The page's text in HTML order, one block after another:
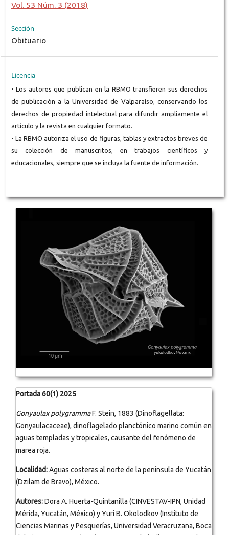
Vol. 53 Núm. 3 (2018)
Sección
Obituario
Licencia
• Los autores que publican en la RBMO transfieren sus derechos
de publicación a la Universidad de Valparaíso, conservando los
derechos de propiedad intelectual para difundir ampliamente el
artículo y la revista en cualquier formato.
• La RBMO autoriza el uso de figuras, tablas y extractos breves de
su colección de manuscritos, en trabajos científicos y
educacionales, siempre que se incluya la fuente de información.
Portada 60(1) 2025
Gonyaulax polygrammaF. Stein, 1883 (Dinoflagellata:
Gonyaulacaceae), dinoflagelado planctónico marino común en
aguas templadas y tropicales, causante del fenómeno de
marea roja.
Localidad:Aguas costeras al norte de la península de Yucatán
(Dzilam de Bravo), México.
Autores:Dora A. Huerta-Quintanilla (CINVESTAV-IPN, Unidad
Mérida, Yucatán, México) y Yuri B. Okolodkov (Instituto de
Ciencias Marinas y Pesquerías, Universidad Veracruzana, Boca